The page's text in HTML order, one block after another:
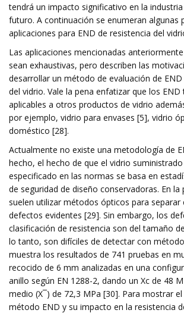
tendrá un impacto significativo en la
futuro. A continuación se enumeran algunas
aplicaciones para END de resistencia del
Las aplicaciones mencionadas
sean exhaustivas, pero describen las
desarrollar un método de evaluación de
del vidrio. Vale la pena enfatizar que los
aplicables a otros productos de vidrio
por ejemplo, vidrio para envases [5], vidrio
doméstico [28].
Actualmente no existe una metodología de
hecho, el hecho de que el vidrio
especificado en las normas se basa en
de seguridad de diseño conservadoras. En la
suelen utilizar métodos ópticos para separar
defectos evidentes [29]. Sin embargo, los
clasificación de resistencia son del tamaño
lo tanto, son difíciles de detectar con
muestra los resultados de 741 pruebas en
recocido de 6 mm analizadas en una
anillo según EN 1288-2, dando un Xc de 48
medio (X¯) de 72,3 MPa [30]. Para mostrar
método END y su impacto en la resistencia